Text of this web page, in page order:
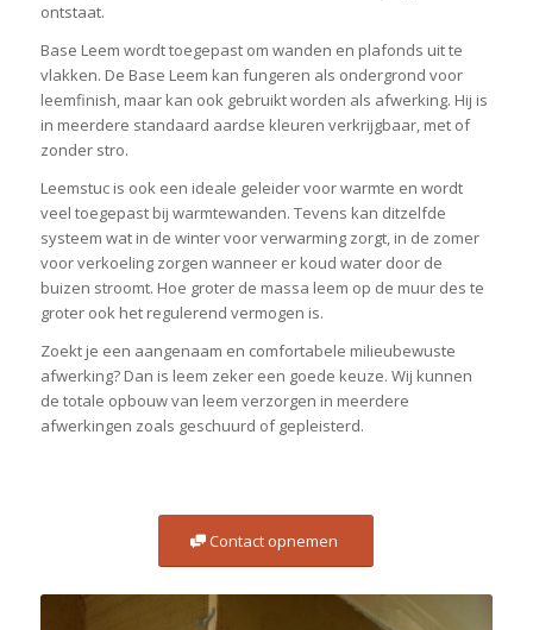
ontstaat.
Base Leem wordt toegepast om wanden en plafonds uit te
vlakken. De Base Leem kan fungeren als ondergrond voor
leemfinish, maar kan ook gebruikt worden als afwerking. Hij is
in meerdere standaard aardse kleuren verkrijgbaar, met of
zonder stro.
Leemstuc is ook een ideale geleider voor warmte en wordt
veel toegepast bij warmtewanden. Tevens kan ditzelfde
systeem wat in de winter voor verwarming zorgt, in de zomer
voor verkoeling zorgen wanneer er koud water door de
buizen stroomt. Hoe groter de massa leem op de muur des te
groter ook het regulerend vermogen is.
Zoekt je een aangenaam en comfortabele milieubewuste
afwerking? Dan is leem zeker een goede keuze. Wij kunnen
de totale opbouw van leem verzorgen in meerdere
afwerkingen zoals geschuurd of gepleisterd.
Contact opnemen